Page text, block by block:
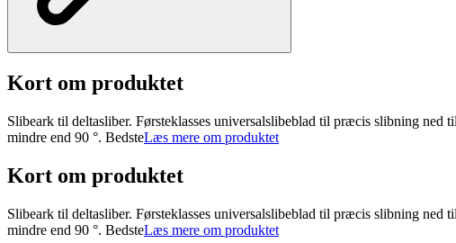
Kort om produktet
Slibeark til deltasliber. Førsteklasses universalslibeblad til præcis slibning
mindre end 90 °. BedsteLæs mere om produktet
Kort om produktet
Slibeark til deltasliber. Førsteklasses universalslibeblad til præcis slibning
mindre end 90 °. BedsteLæs mere om produktet